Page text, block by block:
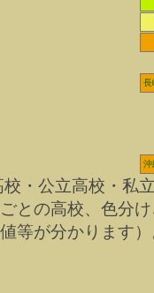
長
沖
・公立高校・私
との高校、色分
等が分かります